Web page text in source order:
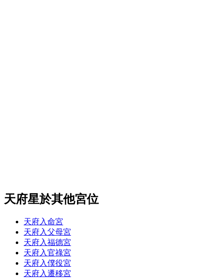
天府星於其他宮位
天府入命宮
天府入父母宮
天府入福德宮
天府入官祿宮
天府入僕役宮
天府入遷移宮